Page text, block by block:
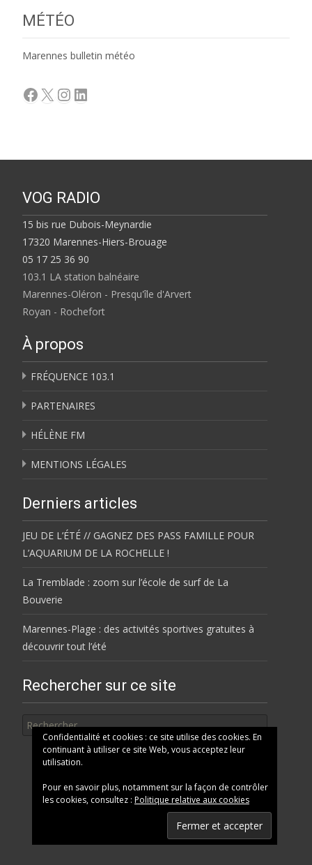
MÉTÉO
Marennes bulletin météo
Facebook
X Instagram
LinkedIn
VOG RADIO
15 bis rue Dubois-Meynardie
17320 Marennes-Hiers-Brouage
05 17 25 36 90
103.1 LA station balnéaire
Marennes-Oléron - Presqu'île d'Arvert
Royan - Rochefort
À propos
FRÉQUENCE 103.1
PARTENAIRES
HÉLÈNE FM
MENTIONS LÉGALES
Derniers articles
JEU DE L’ÉTÉ // GAGNEZ DES PASS FAMILLE POUR
L’AQUARIUM DE LA ROCHELLE !
La Tremblade : zoom sur l’école de surf de La
Bouverie
Marennes-Plage : des activités sportives gratuites à
découvrir tout l’été
Rechercher sur ce site
Confidentialité et cookies : ce site utilise des cookies. En
continuant à utiliser ce site Web, vous acceptez leur
utilisation.
Pour en savoir plus, notamment sur la façon de contrôler
les cookies, consultez : Politique relative aux cookies